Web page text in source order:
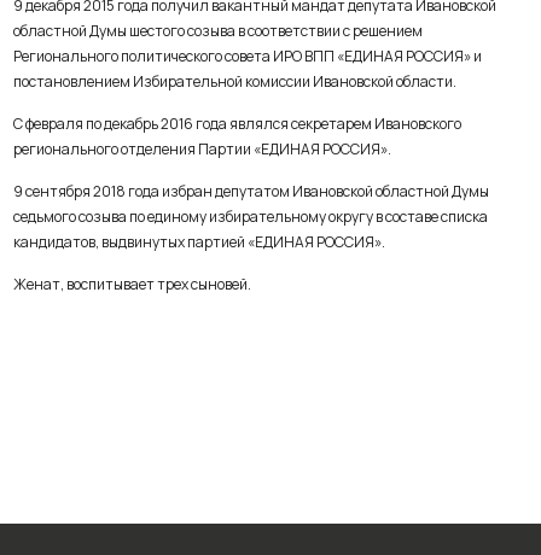
9 декабря 2015 года получил вакантный мандат депутата Ивановской
областной Думы шестого созыва в соответствии с решением
Регионального политического совета ИРО ВПП «ЕДИНАЯ РОССИЯ» и
постановлением Избирательной комиссии Ивановской области.
C февраля по декабрь 2016 года являлся секретарем Ивановского
регионального отделения Партии «ЕДИНАЯ РОССИЯ».
9 сентября 2018 года избран депутатом Ивановской областной Думы
седьмого созыва по единому избирательному округу в составе списка
кандидатов, выдвинутых партией «ЕДИНАЯ РОССИЯ».
Женат, воспитывает трех сыновей.